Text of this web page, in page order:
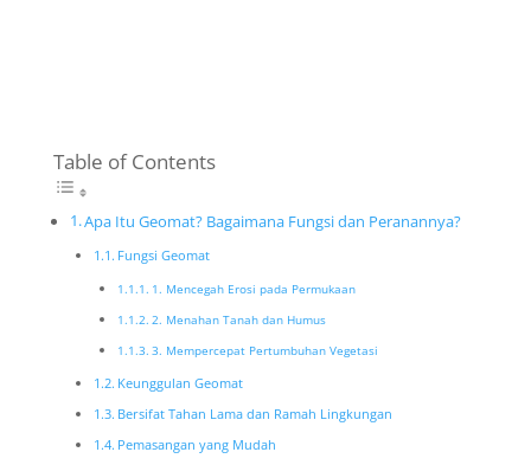
Table of Contents
Apa Itu Geomat? Bagaimana Fungsi dan Peranannya?
Fungsi Geomat
1. Mencegah Erosi pada Permukaan
2. Menahan Tanah dan Humus
3. Mempercepat Pertumbuhan Vegetasi
Keunggulan Geomat
Bersifat Tahan Lama dan Ramah Lingkungan
Pemasangan yang Mudah